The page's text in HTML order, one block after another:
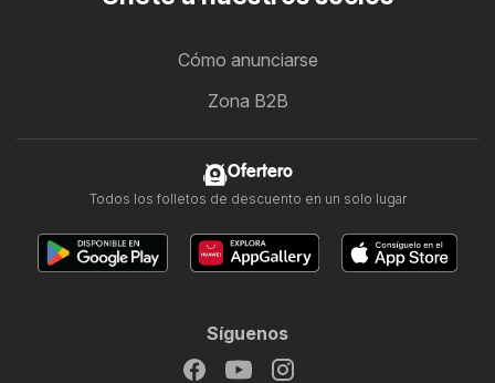
Cómo anunciarse
Zona B2B
Ofertero
Todos los folletos de descuento en un solo lugar
Síguenos